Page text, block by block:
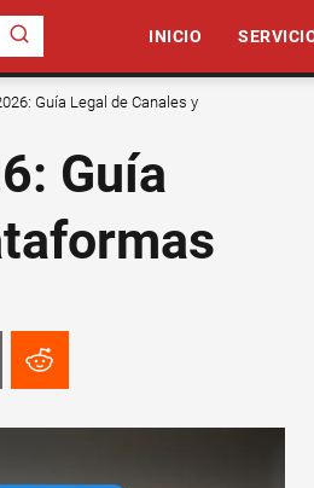
INICIO
Guía Legal de Canales y
Guía